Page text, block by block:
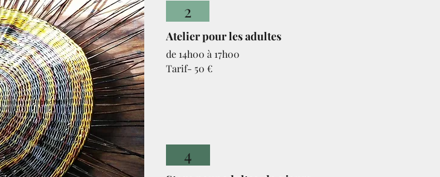
2
Atelierpour les adultes
de 14h00 à 17h00
Tarif- 50 €
4